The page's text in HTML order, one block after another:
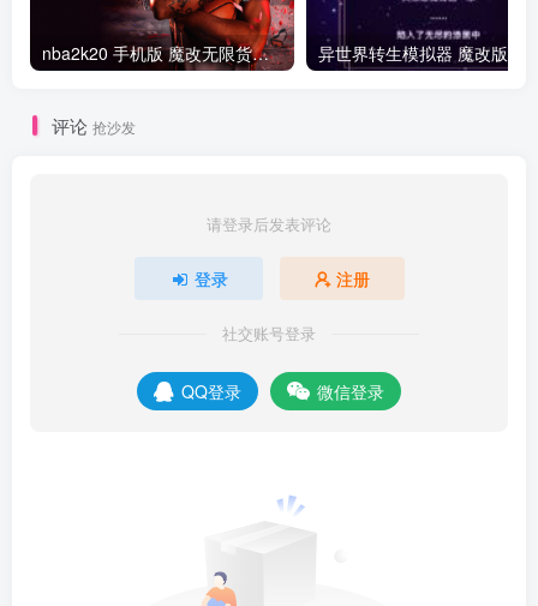
nba2k20 手机版 魔改无限货币版 异世界转生模拟器 魔改版
评论 抢沙发
请登录后发表评论
登录 注册
社交账号登录
QQ登录 微信登录